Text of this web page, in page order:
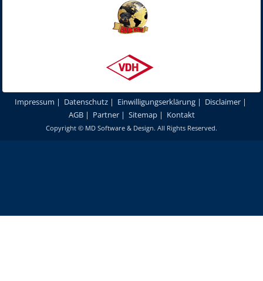
Impressum | Datenschutz | Einwilligungserklärung | Disclaimer |
AGB| Partner| Sitemap| Kontakt
Copyright © MD Software & Design. All Rights Reserved.